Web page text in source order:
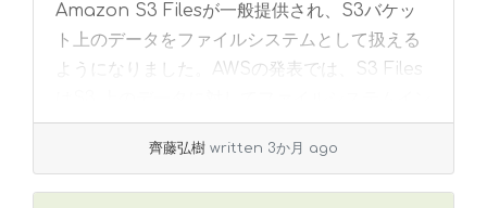
Amazon S3 Filesが一般提供され、S3バケッ
ト上のデータをファイルシステムとして扱える
ようになりました。AWSの発表では、S3 Files
ターフェースを提供し、E... »read more
齊藤弘樹 written 3か月 ago